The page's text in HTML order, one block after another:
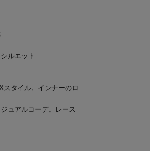
ルエット
スタイル。インナーのロ
ュアルコーデ。レース